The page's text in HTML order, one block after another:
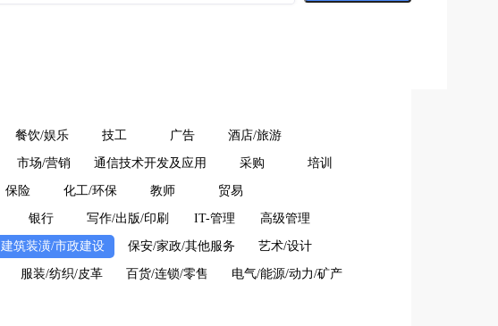
餐饮/娱乐 技工 广告 酒店/旅游
市场/营销 通信技术开发及应用 采购 培训
保险 化工/环保 教师 贸易
银行 写作/出版/印刷 IT-管理 高级管理
建筑装潢/市政建设 保安/家政/其他服务 艺术/设计
服装/纺织/皮革 百货/连锁/零售 电气/能源/动力/矿产